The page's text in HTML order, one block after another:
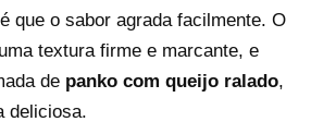
que o sabor agrada facilmente. O
textura firme e marcante, e
de panko com queijo ralado,
deliciosa.